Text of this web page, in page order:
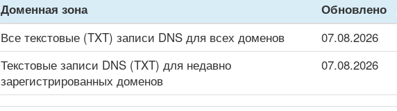
Доменная зона Обновлено
Все текстовые (TXT) записи DNS для всех доменов
07.08.2026
Текстовые записи DNS (TXT) для недавно
зарегистрированных доменов
07.08.2026